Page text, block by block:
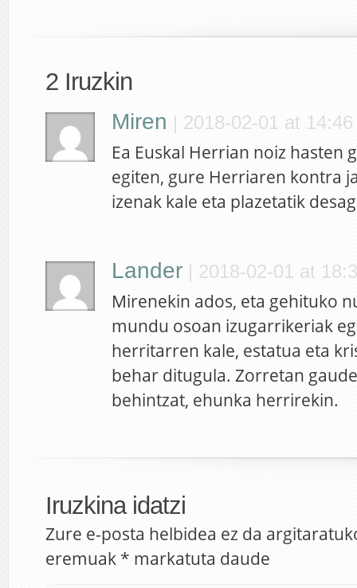
2 Iruzkin
Miren | 2018-02-01 at 14:46
Ea Euskal Herrian noiz hasten
egiten, gure Herriaren kontra
izenak kale eta plazetatik
Lander | 2018-02-01 at
Mirenekin ados, eta gehituko
mundu osoan izugarrikeriak
herritarren kale, estatua eta
behar ditugula. Zorretan
behintzat, ehunka herrirekin.
Iruzkina idatzi
Zure e-posta helbidea ez da
eremuak * markatuta daude